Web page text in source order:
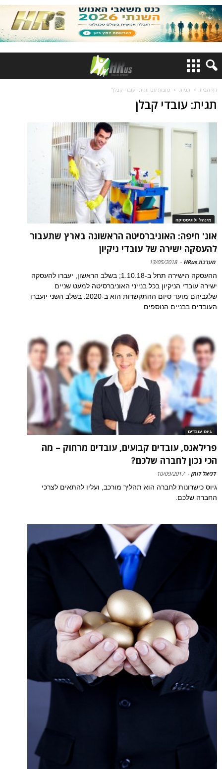
דף הבית תגיות כתבות עם תגית "עובדי קבלן"
תגית: עובדי קבלן
מינהל ולוגיסטיקה
אונ' חיפה: האוניברסיטה הראשונה בארץ שתעבור
להעסקה ישירה של עובדי ניקיון
מערכת HRus -
13/05/2018
ההעסקה הישירה תחל ב-1.10.18; בשלב הראשון, יעברו להעסקה
ישירה עובדי הניקיון בכל בנייני האוניברסיטה למעט שניים
שלגביהם מועד סיום ההתקשרות הוא ב-2020. בשלב השני יועברו
העובדים בבניים הנוספים
גיוס עובדים
פרילאנס, עובדים קבועים, עובדים מרחוק – מה
הכי נכון לחברה שלכם?
דניאל דותן -
10/09/2017
גיוס כישרונות לחברה הוא תהליך מורכב, ועליו להתאים לצרכי
החברה שלכם.